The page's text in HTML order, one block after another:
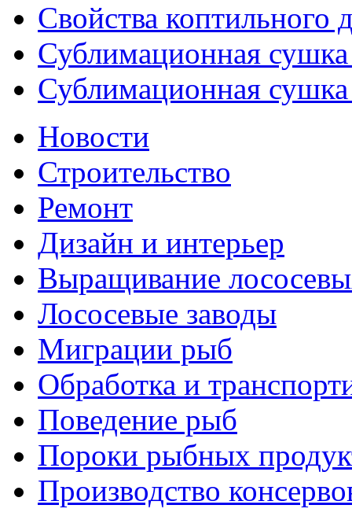
Свойства коптильного
Сублимационная
Сублимационная
Новости
Строительство
Ремонт
Дизайн и интерьер
Выращивание
Лососевые заводы
Миграции рыб
Обработка и
Поведение рыб
Пороки рыбных
Производство